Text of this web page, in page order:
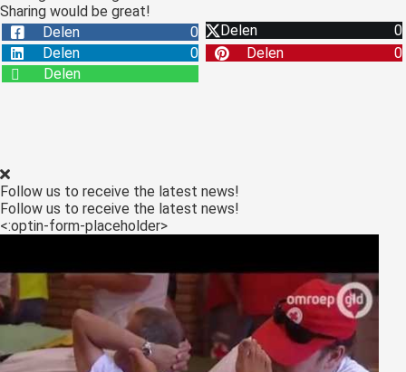
Sharing would be great!
Delen
0 Delen
0
Delen
0 Delen
0
Delen
Follow us to receive the latest news!
Follow us to receive the latest news!
<:optin-form-placeholder>